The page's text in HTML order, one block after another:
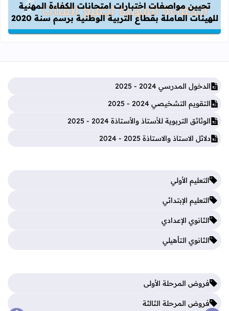
تحيين مواصفات اختبارات امتحانات الكفاءة المهنية
للهيئات العاملة بقطاع التربية الوطنية برسم سنة 2020
الدخول المدرسي 2024 - 2025
التقويم التشخيصي 2024 - 2025
الوثائق التربوية للأستاذ والأستاذة 2024 - 2025
دلائل الاستاذ والاستاذة 2025 - 2024
التعليم الأولي
التعليم الإبتدائي
الثانوي الإعدادي
الثانوي التأهيلي
فروض المرحلة الأولى
فروض المرحلة الثالثة